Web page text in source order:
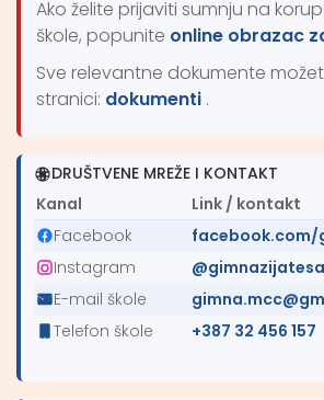
Ako želite prijaviti sumnju na
škole, popunite online obrazac
Sve relevantne dokumente
stranici: dokumenti .
DRUŠTVENE MREŽE I KONTAKT
Kanal
Link / kontakt
Facebook
facebook.com/
Instagram
E-mail škole
Telefon škole
+387 32 456 157